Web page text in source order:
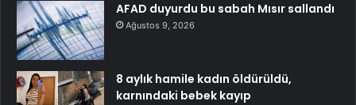
AFAD duyurdu bu sabah Mısır sallandı
Ağustos 9, 2026
8 aylık hamile kadın öldürüldü,
karnındaki bebek kayıp